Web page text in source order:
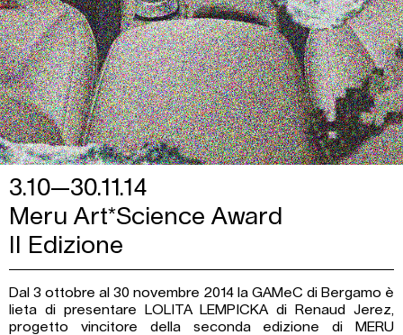
3.10—30.11.14
Meru Art*Science Award
II Edizione
Dal 3 ottobre al 30 novembre 2014 la GAMeC di Bergamo è
lieta di presentare LOLITA LEMPICKA di Renaud Jerez,
progetto vincitore della seconda edizione di MERU